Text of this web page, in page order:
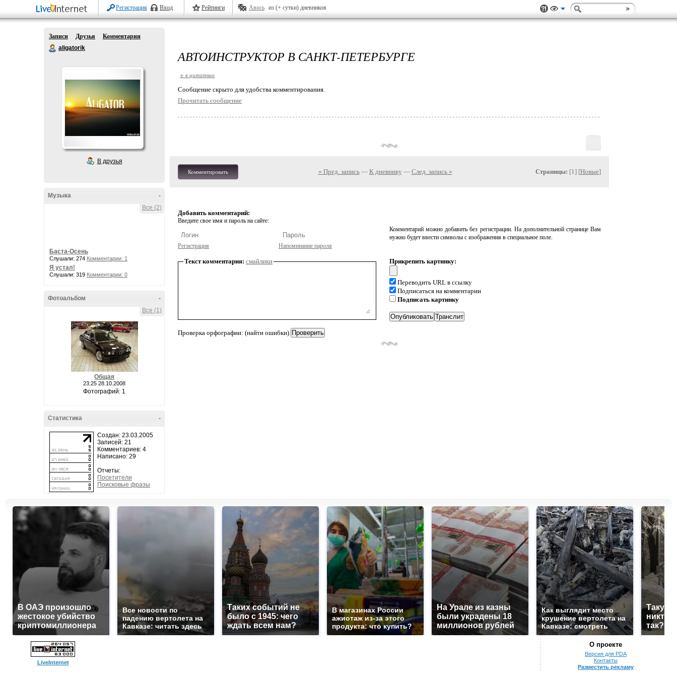
Регистрация Вход Рейтинги Авось из (+ сутки) дневников
Записи Друзья
Комментарии
aligatorik
В друзья
-
Музыка
Все (2)
Баста-Осень
Слушали: 274 Комментарии: 1
Я устал!
Слушали: 319 Комментарии: 0
-
Фотоальбом
Все (1)
Общая
23:25 28.10.2008
Фотографий: 1
-
Статистика
Создан: 23.03.2005
Записей: 21
Комментариев: 4
Написано: 29
Отчеты:
Посетители
Поисковые фразы
АВТОИНСТРУКТОР В САНКТ-ПЕТЕРБУРГЕ
+ в цитатник
Cообщение скрыто для удобства комментирования.
Прочитать сообщение
Комментировать « Пред. запись— К дневнику — След. запись » Страницы: [1] [Новые]
Добавить комментарий:
Введите свое имя и пароль на сайте:
Регистрация Напоминание пароля
Комментарий можно добавить без регистрации. На дополнительной странице Вам
нужно будет ввести символы с изображения в специальное поле.
Текст комментария: смайлики
Проверка орфографии: (найти ошибки)
Прикрепить картинку:
Переводить URL в ссылку
Подписаться на комментарии
Подписать картинку
В ОАЭ произошло
жестокое убийство
криптомиллионера
Все новости по
падению вертолета на
Кавказе: читать здесь
Таких событий не
было с 1945: чего
ждать всем нам?
В магазинах России
ажиотаж из-за этого
продукта: что купить?
На Урале из казны
были украдены 18
миллионов рублей
Как выглядит место
крушение вертолета на
Кавказе: смотреть
Такую
никто
так?!
LiveInternet
О проекте
Версия для PDA
Контакты
Разместить рекламу